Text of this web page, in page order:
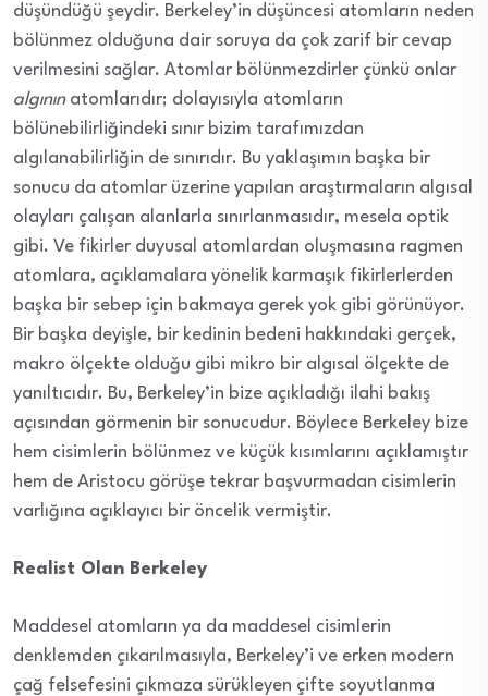
düşündüğü şeydir. Berkeley’in düşüncesi atomların neden
bölünmez olduğuna dair soruya da çok zarif bir cevap
verilmesini sağlar. Atomlar bölünmezdirler çünkü onlar
algınınatomlarıdır; dolayısıyla atomların
bölünebilirliğindeki sınır bizim tarafımızdan
algılanabilirliğin de sınırıdır. Bu yaklaşımın başka bir
sonucu da atomlar üzerine yapılan araştırmaların algısal
olayları çalışan alanlarla sınırlanmasıdır, mesela optik
gibi. Ve fikirler duyusal atomlardan oluşmasına ragmen
atomlara, açıklamalara yönelik karmaşık fikirlerlerden
başka bir sebep için bakmaya gerek yok gibi görünüyor.
Bir başka deyişle, bir kedinin bedeni hakkındaki gerçek,
makro ölçekte olduğu gibi mikro bir algısal ölçekte de
yanıltıcıdır. Bu, Berkeley’in bize açıkladığı ilahi bakış
açısından görmenin bir sonucudur. Böylece Berkeley bize
hem cisimlerin bölünmez ve küçük kısımlarını açıklamıştır
hem de Aristocu görüşe tekrar başvurmadan cisimlerin
varlığına açıklayıcı bir öncelik vermiştir.
Realist Olan Berkeley
Maddesel atomların ya da maddesel cisimlerin
denklemden çıkarılmasıyla, Berkeley’i ve erken modern
çağ felsefesini çıkmaza sürükleyen çifte soyutlanma